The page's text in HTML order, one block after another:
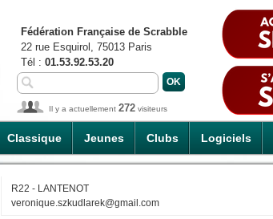
Classique Jeunes Clubs Logiciels
Fédération Française de Scrabble
22 rue Esquirol, 75013 Paris
Tél : 01.53.92.53.20
Il y a actuellement 272 visiteurs
R22 - LANTENOT
veronique.szkudlarek@gmail.com